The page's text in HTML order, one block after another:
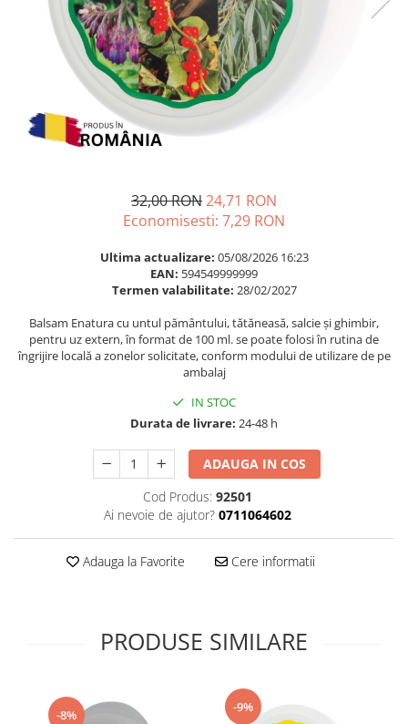
Omega 3
Par si unghii
Probiotice si prebiotice
Prostata
Sanatate urinara
Slabire si control greutate
Somn stres si anxietate
Supliment Calciu
Supliment Complexe
Supliment Magneziu
Supliment Vitamina B
Supliment Vitamina D3
Supliment Vitamina E
Supliment Zinc
Tincturi si Gemoderivate
Tuse gat si respiratie
Vitamine si minerale
Ingrijire par
Balsam masca si tratament
Produse cu SPF Pentru Fata
Repelenti insecte
32,00 RON24,71 RON
Economisesti: 7,29 RON
Ultima actualizare: 05/08/2026 16:23
EAN: 594549999999
Termen valabilitate: 28/02/2027
Balsam Enatura cu untul pământului, tătăneasă, salcie și ghimbir,
pentru uz extern, în format de 100 ml. se poate folosi în rutina de
îngrijire locală a zonelor solicitate, conform modului de utilizare de pe
ambalaj
IN STOC
Durata de livrare: 24-48 h
ADAUGA IN COS
Cod Produs: 92501
Ai nevoie de ajutor? 0711064602
Adauga la Favorite Cere informatii
PRODUSE SIMILARE
-8%
-9%